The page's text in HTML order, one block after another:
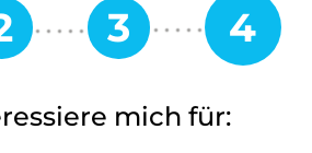
mich für: